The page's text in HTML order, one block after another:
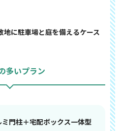
地に駐車場と庭を備えるケース
多いプラン
門柱＋宅配ボックス一体型